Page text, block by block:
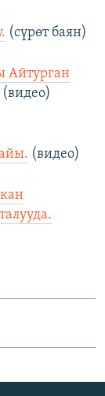
(сүрөт баян)
Айтурган
(видео)
(видео)